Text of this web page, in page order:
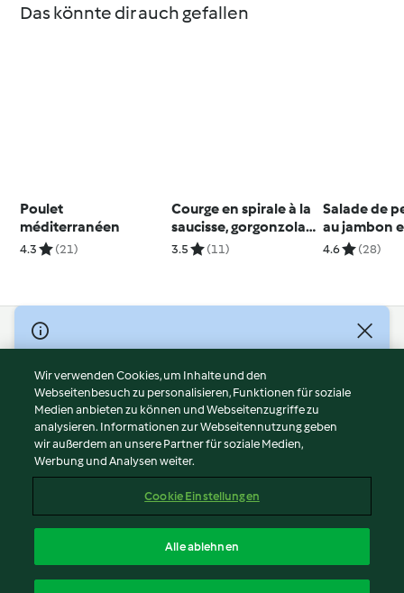
Das könnte dir auch gefallen
Poulet
méditerranéen
4.3 (21)
Courge en spirale à la
saucisse, gorgonzola
et noix
3.5 (11)
Salade de
au jambon
œufs -
4.6 (28)
© Copyright 2026
Nutzungsbedingungen
Datenschutzrichtlinien
Disclaimer
Impressum
Cookies
Abo kündigen
Erklärung zur Barrierefreiheit
Wir verwenden Cookies, um Inhalte und den
Webseitenbesuch zu personalisieren, Funktionen für soziale
Medien anbieten zu können und Webseitenzugriffe zu
analysieren. Informationen zur Webseitennutzung geben
wir außerdem an unsere Partner für soziale Medien,
Werbung und Analysen weiter.
Cookie Einstellungen
Alle ablehnen